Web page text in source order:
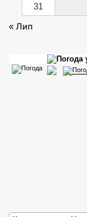
31
« Лип